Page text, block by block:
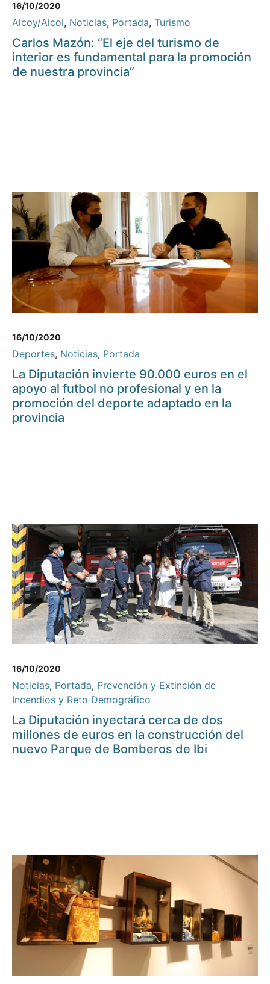
16/10/2020
Alcoy/Alcoi, Noticias, Portada, Turismo
Carlos Mazón: “El eje del turismo de
interior es fundamental para la promoción
de nuestra provincia”
16/10/2020
Deportes, Noticias, Portada
La Diputación invierte 90.000 euros en el
apoyo al futbol no profesional y en la
promoción del deporte adaptado en la
provincia
16/10/2020
Noticias, Portada, Prevención y Extinción de
Incendios y Reto Demográfico
La Diputación inyectará cerca de dos
millones de euros en la construcción del
nuevo Parque de Bomberos de Ibi